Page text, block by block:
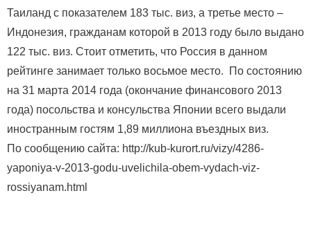
Таиланд с показателем 183 тыс. виз, а третье место –
Индонезия, гражданам которой в 2013 году было выдано
122 тыс. виз. Стоит отметить, что Россия в данном
рейтинге занимает только восьмое место. По состоянию
на 31 марта 2014 года (окончание финансового 2013
года) посольства и консульства Японии всего выдали
иностранным гостям 1,89 миллиона въездных виз.
По сообщению сайта: http://kub-kurort.ru/vizy/4286-
yaponiya-v-2013-godu-uvelichila-obem-vydach-viz-
rossiyanam.html